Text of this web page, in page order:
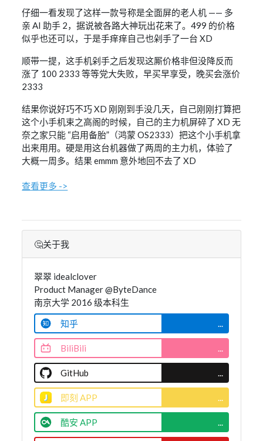
仔细一看发现了这样一款号称是全面屏的老人机 —— 多
亲 AI 助手 2，据说被各路大神玩出花来了。499 的价格
似乎也还可以，于是手痒痒自己也剁手了一台 XD
顺带一提，这手机剁手之后发现这厮价格非但没降反而
涨了 100 2333 等等党大失败，早买早享受，晚买会涨价
2333
结果你说好巧不巧 XD 刚刚到手没几天，自己刚刚打算把
这个小手机束之高阁的时候，自己的主力机屏碎了 XD 无
奈之家只能 “启用备胎”（鸿蒙 OS2333）把这个小手机拿
出来用用。硬是用这台机器做了两周的主力机，体验了
大概一周多。结果 emmm 意外地回不去了 XD
查看更多 ->
🤔关于我
翠翠 idealclover
Product Manager @ByteDance
南京大学 2016 级本科生
知乎
...
BiliBili ...
GitHub ...
即刻 APP ...
酷安 APP ...